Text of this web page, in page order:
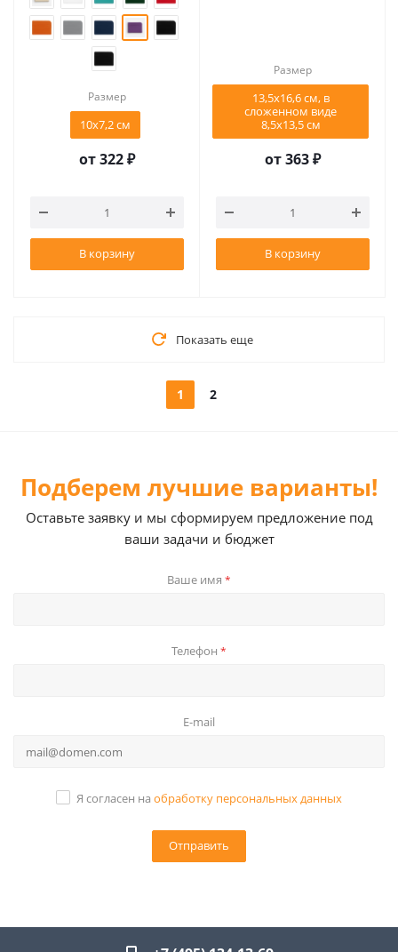
Размер
10х7,2 см
от322 ₽
В корзину
Размер
13,5х16,6 см, в
сложенном виде
8,5х13,5 см
от363 ₽
В корзину
Показать еще
1 2
Подберем лучшие варианты!
Оставьте заявку и мы сформируем предложение под
ваши задачи и бюджет
Ваше имя *
Телефон *
E-mail
Я согласен на обработку персональных данных